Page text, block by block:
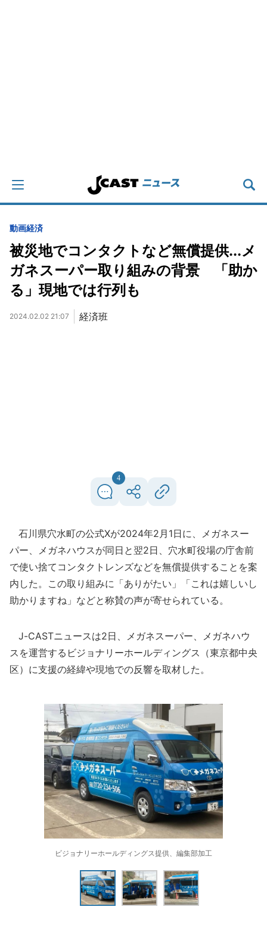
動画経済
被災地でコンタクトなど無償提供...メ
ガネスーパー取り組みの背景 「助か
る」現地では行列も
2024.02.02 21:07 経済班
4
石川県穴水町の公式Xが2024年2月1日に、メガネスー
パー、メガネハウスが同日と翌2日、穴水町役場の庁舎前
で使い捨てコンタクトレンズなどを無償提供することを案
内した。この取り組みに「ありがたい」「これは嬉しいし
助かりますね」などと称賛の声が寄せられている。
J-CASTニュースは2日、メガネスーパー、メガネハウ
スを運営するビジョナリーホールディングス（東京都中央
区）に支援の経緯や現地での反響を取材した。
ビジョナリーホールディングス提供、編集部加工